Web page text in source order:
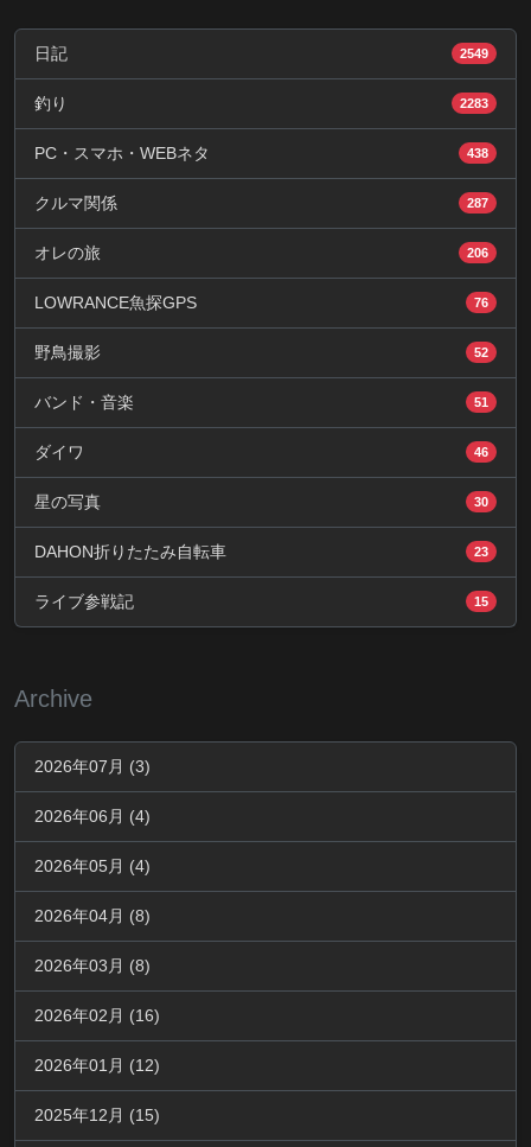
日記 2549
釣り 2283
PC・スマホ・WEBネタ 438
クルマ関係 287
オレの旅 206
LOWRANCE魚探GPS 76
野鳥撮影 52
バンド・音楽 51
ダイワ 46
星の写真 30
DAHON折りたたみ自転車 23
ライブ参戦記 15
Archive
2026年07月 (3)
2026年06月 (4)
2026年05月 (4)
2026年04月 (8)
2026年03月 (8)
2026年02月 (16)
2026年01月 (12)
2025年12月 (15)